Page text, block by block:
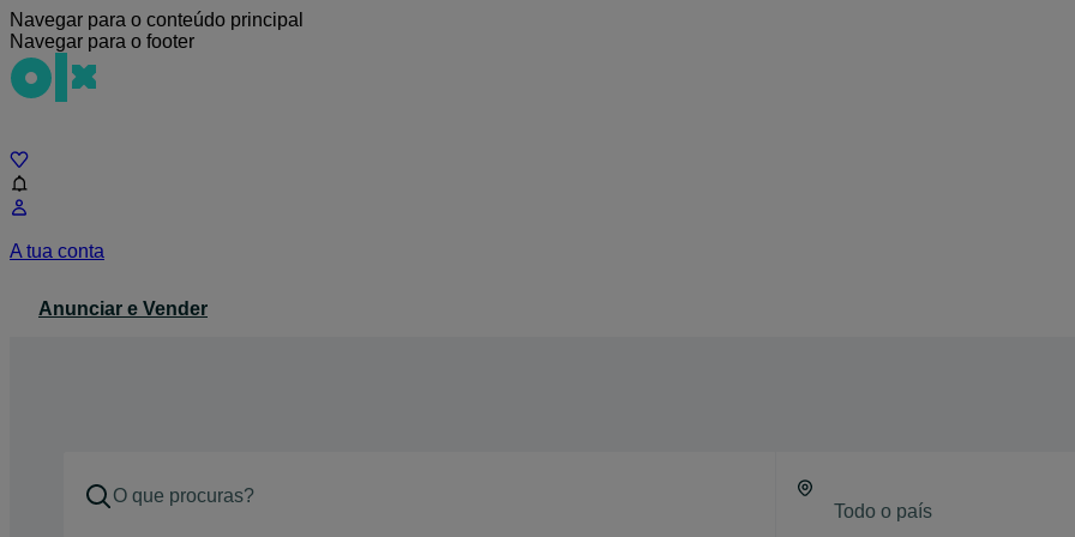
Navegar para o conteúdo principal
Navegar para o footer
A tua conta
Anunciar e Vender